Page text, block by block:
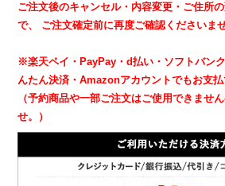
ご注文後のキャンセル・内容変更・ご住所
で、
ご注文確定前に再度ご確認くださいませ
※楽天ペイ・PayPay・d払い・ソフトバン
んたん決済・Amazonアカウントでもお支払
（予約商品や一部ご注文はご使用できませ
せ。）